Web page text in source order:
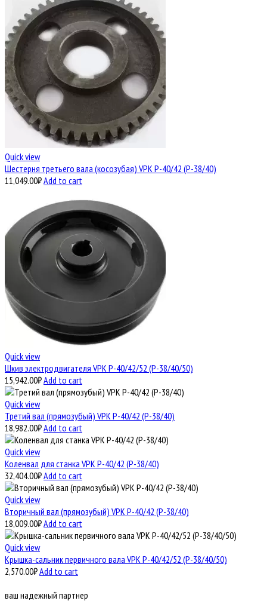
Quick view
Шестерня третьего вала (косозубая) VPK Р-40/42 (Р-38/40)
11,049.00₽Add to cart
Quick view
Шкив электродвигателя VPK Р-40/42/52 (Р-38/40/50)
15,942.00₽Add to cart
Quick view
Третий вал (прямозубый) VPK Р-40/42 (Р-38/40)
18,982.00₽Add to cart
Quick view
Коленвал для станка VPK Р-40/42 (Р-38/40)
32,404.00₽Add to cart
Quick view
Вторичный вал (прямозубый) VPK Р-40/42 (Р-38/40)
18,009.00₽Add to cart
Quick view
Крышка-сальник первичного вала VPK Р-40/42/52 (Р-38/40/50)
2,570.00₽Add to cart
ваш надежный партнер